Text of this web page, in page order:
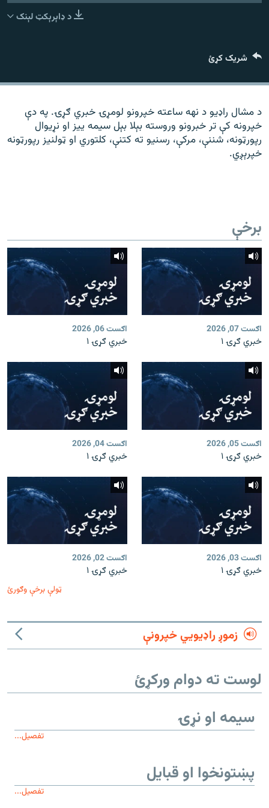
د ازادې اروپا راډیو ټولې ووبپاڼې
د ډاېرېکټ لېنک
شریک کړئ
د مشال راډیو د نهه ساعته خپرونو لومړۍ خبري ګړۍ. په دې
خپرونه کې تر خبرونو وروسته بېلا بېل سیمه ییز او نړیوال
رپورټونه، شننې، مرکې، رسنیو ته کتنې، کلتوري او ټولنیز رپورټونه
خپرېږي.
برخې
اګست 07, 2026
خبري ګړۍ ۱
اګست 06, 2026
خبري ګړۍ ۱
اګست 05, 2026
خبري ګړۍ ۱
اګست 04, 2026
خبري ګړۍ ۱
اګست 03, 2026
خبري ګړۍ ۱
اګست 02, 2026
خبري ګړۍ ۱
ټولې برخې وګورئ
زموږ راډیويي خپرونې
لوست ته دوام ورکړئ
سیمه او نړۍ
تفصیل...
پښتونخوا او قبایل
تفصیل...